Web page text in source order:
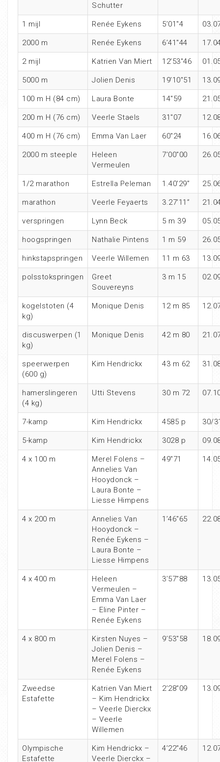
Schutter
1 mijl Renée Eykens 5’01″4
2000 m Renée Eykens 6’41″44
2 mijl Katrien Van Miert 12’53″46
5000 m Jolien Denis 19’10″51
100 m H (84 cm) Laura Bonte 14″59
200 m H (76 cm) Veerle Staels 31″07
400 m H (76 cm) Emma Van Laer 60″24
2000 m steeple
Heleen
Vermeulen
7’00″00
1/2 marathon Estrella Peleman 1.40’29”
marathon Veerle Feyaerts 3.27’11”
verspringen Lynn Beck 5 m 39
hoogspringen Nathalie Pintens 1 m 59
hinkstapspringen Veerle Willemen 11 m 63
polsstokspringen
Greet
Souvereyns
3 m 15
kogelstoten (4
kg)
Monique Denis 12 m 85
discuswerpen (1
kg)
Monique Denis 42 m 80
speerwerpen
(600 g)
Kim Hendrickx 43 m 62
hamerslingeren
(4 kg)
Utti Stevens 30 m 72
7-kamp Kim Hendrickx 4585 p 30/
5-kamp Kim Hendrickx 3028 p
4 x 100 m
Merel Folens –
Annelies Van
Hooydonck –
Laura Bonte –
Liesse Himpens
49″71
4 x 200 m
Annelies Van
Hooydonck –
Renée Eykens –
Laura Bonte –
Liesse Himpens
1’46″65
4 x 400 m
Heleen
Vermeulen –
Emma Van Laer
– Eline Pinter –
Renée Eykens
3’57″88
4 x 800 m
Kirsten Nuyes –
Jolien Denis –
Merel Folens –
Renée Eykens
9’53″58
Zweedse
Estafette
Katrien Van Miert
– Kim Hendrickx
– Veerle Dierckx
– Veerle
Willemen
2’28″09
Olympische
Estafette
Kim Hendrickx –
Veerle Dierckx –
4’22″46